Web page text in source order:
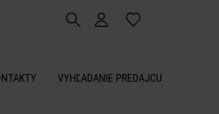
VYHĽADANIE PREDAJCU